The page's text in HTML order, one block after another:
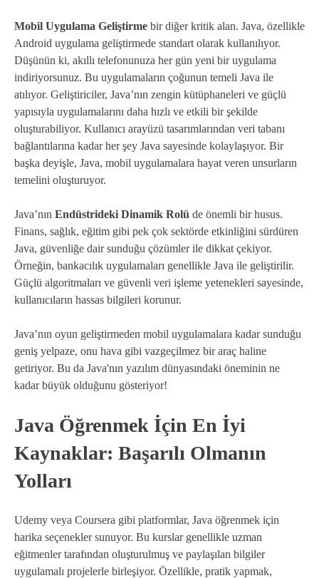
Mobil Uygulama Geliştirme bir diğer kritik alan. Java, özellikle
Android uygulama geliştirmede standart olarak kullanılıyor.
Düşünün ki, akıllı telefonunuza her gün yeni bir uygulama
indiriyorsunuz. Bu uygulamaların çoğunun temeli Java ile
atılıyor. Geliştiriciler, Java’nın zengin kütüphaneleri ve güçlü
yapısıyla uygulamalarını daha hızlı ve etkili bir şekilde
oluşturabiliyor. Kullanıcı arayüzü tasarımlarından veri tabanı
bağlantılarına kadar her şey Java sayesinde kolaylaşıyor. Bir
başka deyişle, Java, mobil uygulamalara hayat veren unsurların
temelini oluşturuyor.
Java’nın Endüstrideki Dinamik Rolü de önemli bir husus.
Finans, sağlık, eğitim gibi pek çok sektörde etkinliğini sürdüren
Java, güvenliğe dair sunduğu çözümler ile dikkat çekiyor.
Örneğin, bankacılık uygulamaları genellikle Java ile geliştirilir.
Güçlü algoritmaları ve güvenli veri işleme yetenekleri sayesinde,
kullanıcıların hassas bilgileri korunur.
Java’nın oyun geliştirmeden mobil uygulamalara kadar sunduğu
geniş yelpaze, onu hava gibi vazgeçilmez bir araç haline
getiriyor. Bu da Java'nın yazılım dünyasındaki öneminin ne
kadar büyük olduğunu gösteriyor!
Java Öğrenmek İçin En İyi
Kaynaklar: Başarılı Olmanın
Yolları
Udemy veya Coursera gibi platformlar, Java öğrenmek için
harika seçenekler sunuyor. Bu kurslar genellikle uzman
eğitmenler tarafından oluşturulmuş ve paylaşılan bilgiler
uygulamalı projelerle birleşiyor. Özellikle, pratik yapmak,